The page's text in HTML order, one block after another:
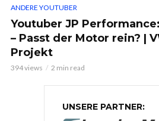
ANDERE YOUTUBER
Youtuber JP
– Passt der Motor rein? |
Projekt
394 views 2 min read
UNSERE PARTNER: